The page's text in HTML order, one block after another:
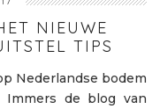
NIEUWE
TIPS
Nederlandse bodem
de blog van